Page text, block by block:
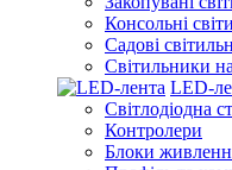
Консольні
Садові
Світильники
LED-
Світлодіодна
Контролери
Блоки